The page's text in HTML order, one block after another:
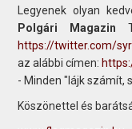
Legyenek olyan
Polgári Magazin
https://twitter.com/
az alábbi címen:
- Minden "lájk számít,
Köszönettel és